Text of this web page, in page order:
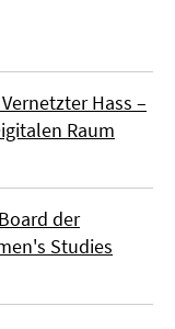
Hass –
Raum
der
Studies